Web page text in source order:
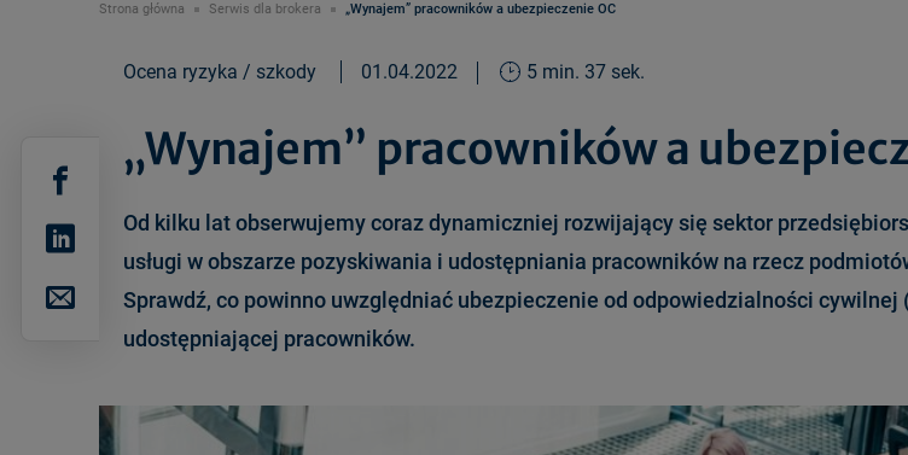
Strona główna Serwis dla brokera „Wynajem” pracowników a ubezpieczenie OC
Ocena ryzyka / szkody 01.04.2022 5 min. 37 sek.
„Wynajem” pracowników a
Od kilku lat obserwujemy coraz dynamiczniej rozwijający się sektor
usługi w obszarze pozyskiwania i udostępniania pracowników na rzecz
Sprawdź, co powinno uwzględniać ubezpieczenie od odpowiedzialności cywilnej
udostępniającej pracowników.